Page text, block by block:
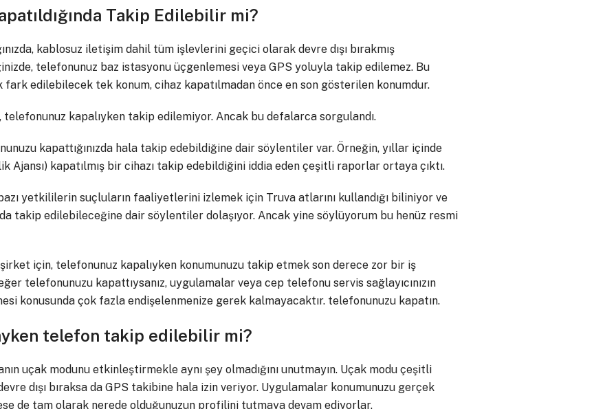
Takip Edilebilir mi?
kablosuz iletişim dahil tüm işlevlerini geçici olarak devre dışı bırakmış
telefonunuz baz istasyonu üçgenlemesi veya GPS yoluyla takip edilemez. Bu
edilebilecek tek konum, cihaz kapatılmadan önce en son gösterilen konumdur.
telefonunuz kapalıyken takip edilemiyor. Ancak bu defalarca sorgulandı.
kapattığınızda hala takip edebildiğine dair söylentiler var. Örneğin, yıllar içinde
Ajansı) kapatılmış bir cihazı takip edebildiğini iddia eden çeşitli raporlar ortaya çıktı.
yetkililerin suçluların faaliyetlerini izlemek için Truva atlarını kullandığı biliniyor ve
takip edilebileceğine dair söylentiler dolaşıyor. Ancak yine söylüyorum bu henüz resmi
için, telefonunuz kapalıyken konumunuzu takip etmek son derece zor bir iş
telefonunuzu kapattıysanız, uygulamalar veya cep telefonu servis sağlayıcınızın
konusunda çok fazla endişelenmenize gerek kalmayacaktır. telefonunuzu kapatın.
telefon takip edilebilir mi?
uçak modunu etkinleştirmekle aynı şey olmadığını unutmayın. Uçak modu çeşitli
dışı bıraksa da GPS takibine hala izin veriyor. Uygulamalar konumunuzu gerçek
de tam olarak nerede olduğunuzun profilini tutmaya devam ediyorlar.